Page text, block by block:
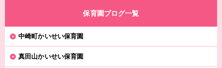
保育園ブログ一覧
中崎町かいせい保育園
真田山かいせい保育園